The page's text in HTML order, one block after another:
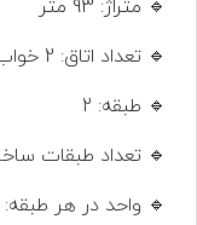
🔹 متراژ: 93 متر
🔹 تعداد اتاق: 2 خواب
🔹 طبقه: 2
🔹 تعداد طبقات ساختمان:
🔹 واحد در هر طبقه: 2 واحد